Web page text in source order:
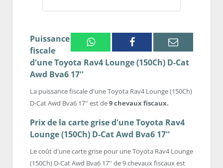
WhatsappFacebook Email
Puissance
fiscale
d'une Toyota Rav4 Lounge (150Ch) D-Cat
Awd Bva6 17''
La puissance fiscale d'une Toyota Rav4 Lounge (150Ch)
D-Cat Awd Bva6 17'' est de9 chevaux fiscaux.
Prix de la carte grise d'une Toyota Rav4
Lounge (150Ch) D-Cat Awd Bva6 17''
Le coût d'une carte grise pour une Toyota Rav4 Lounge
(150Ch) D-Cat Awd Bva6 17'' de 9 chevaux fiscaux est